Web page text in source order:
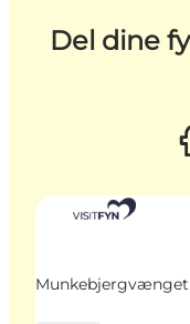
Del dine
Munkebjergvænget